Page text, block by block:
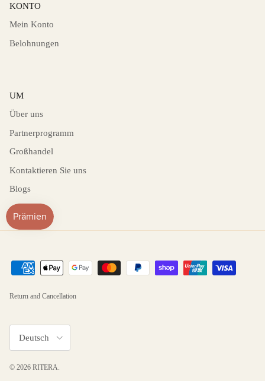
KONTO
Mein Konto
Belohnungen
UM
Über uns
Partnerprogramm
Großhandel
Kontaktieren Sie uns
Blogs
Return and Cancellation
Deutsch
© 2026 RITERA.